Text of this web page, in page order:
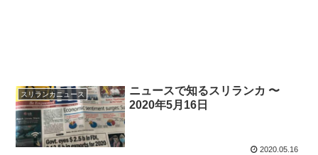
スリランカニュース
ニュースで知るスリランカ 〜
2020年5月16日
2020.05.16